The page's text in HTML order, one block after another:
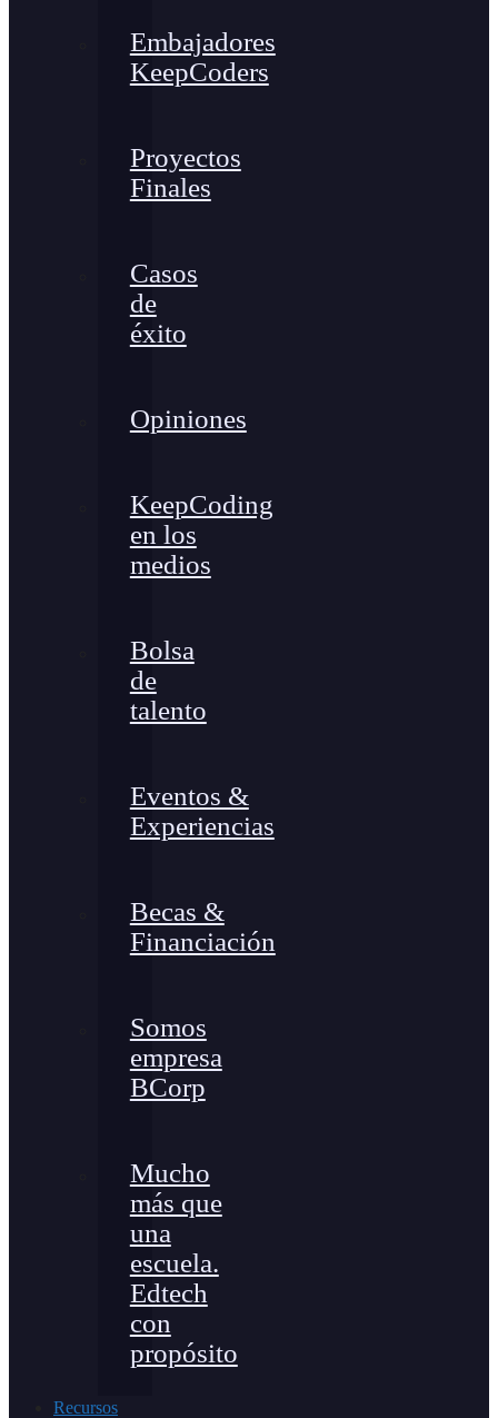
Embajadores
KeepCoders
Proyectos
Finales
Casos
de
éxito
Opiniones
KeepCoding
en los
medios
Bolsa
de
talento
Eventos &
Experiencias
Becas &
Financiación
Somos
empresa
BCorp
Mucho
más que
una
escuela.
Edtech
con
propósito
Recursos